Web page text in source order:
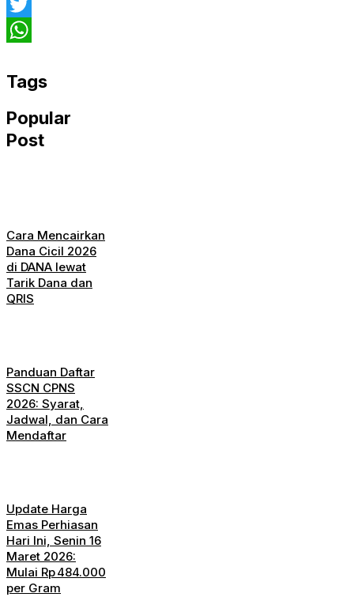
Facebook
Twitter
Tags
Popular
Post
Cara Mencairkan
Dana Cicil 2026
di DANA lewat
Tarik Dana dan
QRIS
Panduan Daftar
SSCN CPNS
2026: Syarat,
Jadwal, dan Cara
Mendaftar
Update Harga
Emas Perhiasan
Hari Ini, Senin 16
Maret 2026:
Mulai Rp 484.000
per Gram